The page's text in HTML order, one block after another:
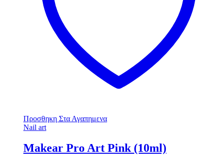
Προσθηκη Στα Αγαπημενα
Nail art
Makear Pro Art Pink (10ml)